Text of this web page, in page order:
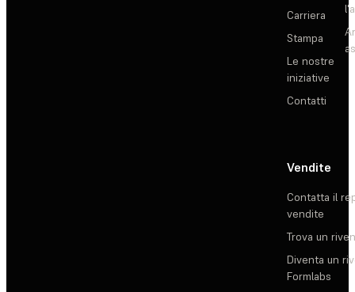
Carriera
Stampa
Le nostre
iniziative
Contatti
Vendite
Contatta il
vendite
Trova un
Diventa un
Formlabs